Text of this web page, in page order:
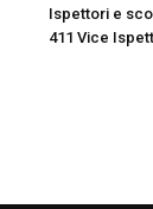
Ispettori e
411 Vice